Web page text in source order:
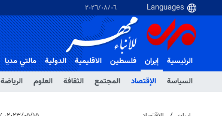
٠٦‏/٠٨‏/٢٠٢٦
الرئيسية
إيران
السياسة
الإقتصاد المجتمع الثقافة العلوم الرياضة
فلسطین الاقلیمیة الدولية مالتي مدیا